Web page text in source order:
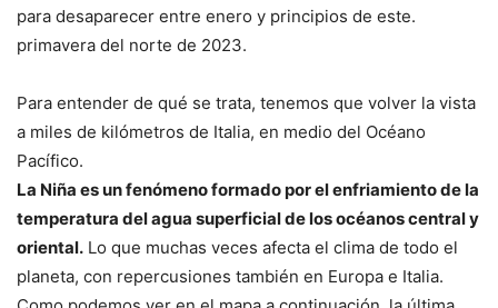
para desaparecer entre enero y principios de este.
primavera del norte de 2023.
Para entender de qué se trata, tenemos que volver la vista
a miles de kilómetros de Italia, en medio del Océano
Pacífico.
La Niña es un fenómeno formado por el enfriamiento de la
temperatura del agua superficial de los océanos central y
oriental. Lo que muchas veces afecta el clima de todo el
planeta, con repercusiones también en Europa e Italia.